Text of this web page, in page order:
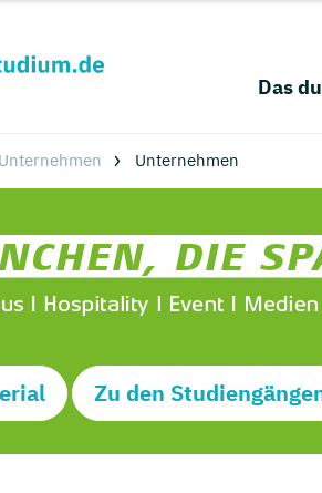
Das
Unternehmen
Zu den